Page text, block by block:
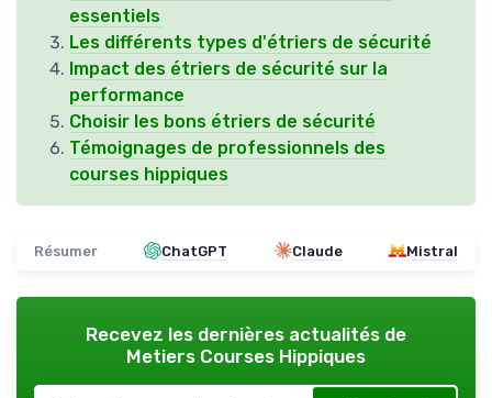
essentiels
Les différents types d'étriers de sécurité
Impact des étriers de sécurité sur la
performance
Choisir les bons étriers de sécurité
Témoignages de professionnels des
courses hippiques
Résumer ChatGPT Claude Mistral
Recevez les dernières actualités de
Metiers Courses Hippiques